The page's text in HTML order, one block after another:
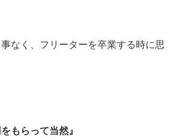
なく、フリーターを卒業する時に思
もらって当然』